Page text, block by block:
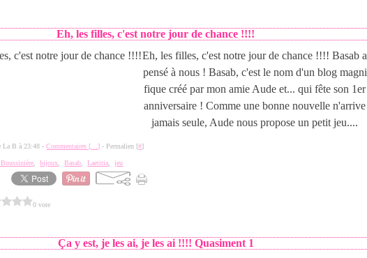
Eh, les filles, c'est notre jour de chance !!!!
Eh, les filles, c'est notre jour de chance !!!! Basab a
pensé à nous ! Basab, c'est le nom d'un blog magni
fique créé par mon amie Aude et... qui fête son 1er
anniversaire ! Comme une bonne nouvelle n'arrive
jamais seule, Aude nous propose un petit jeu....
La B à 23:48 -Commentaires [ …] - Permalien [#]
,bijoux ,Basab ,Laetitia ,jeu
0 vote
Ça y est, je les ai, je les ai !!!! Quasiment 1